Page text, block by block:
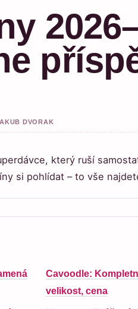
DVORAK
který ruší
si pohlídat – to vše
Cavoodle:
velikost, cena